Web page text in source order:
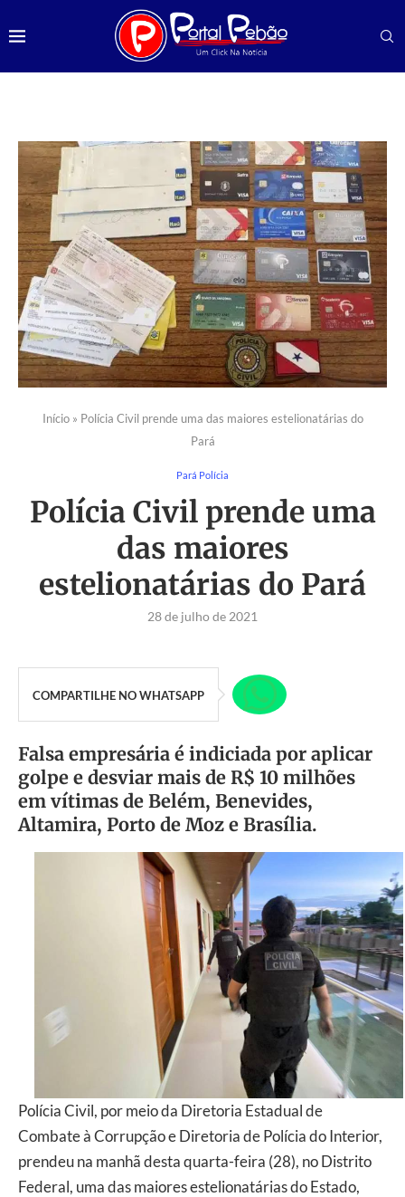
Início» Polícia Civil prende uma das maiores estelionatárias do
Pará
Pará Polícia
Polícia Civil prende uma
das maiores
estelionatárias do Pará
28 de julho de 2021
COMPARTILHE NO WHATSAPP
Falsa empresária é indiciada por aplicar
golpe e desviar mais de R$ 10 milhões
em vítimas de Belém, Benevides,
Altamira, Porto de Moz e Brasília.
Polícia Civil, por meio da Diretoria Estadual de
Combate à Corrupção e Diretoria de Polícia do Interior,
prendeu na manhã desta quarta-feira (28), no Distrito
Federal, uma das maiores estelionatárias do Estado,